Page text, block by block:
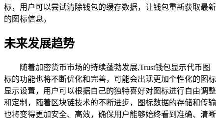
标，用户可以尝试清除钱包的缓存数据，让钱包重新获取最新
的图标信息。
未来发展趋势
随着加密货币市场的持续蓬勃发展,Trust钱包显示代币图
标的功能也将不断优化和完善，可能会出现更加个性化的图标
显示设置，用户可以根据自己的独特喜好对图标进行自由调整
和定制，随着区块链技术的不断进步，图标数据的存储和传输
也将变得更加安全、高效，确保用户能够始终看到准确、清晰